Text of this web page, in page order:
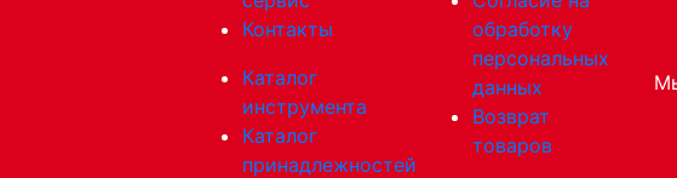
Контакты
Каталог
инструмента
Каталог
принадлежностей
обработку
персональных
данных
Возврат
товаров